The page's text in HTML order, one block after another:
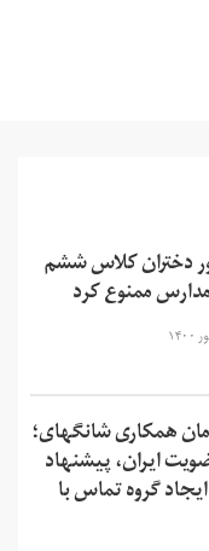
دختران کلاس ششم
مدارس ممنوع کرد
همکاری شانگهای؛
ایران، پیشنهاد
گروه تماس با